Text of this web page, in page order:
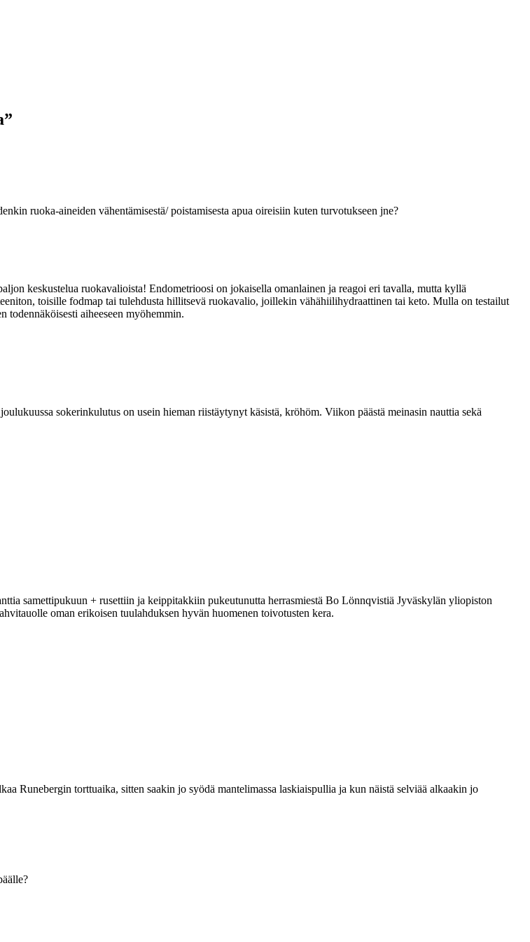
”
ruoka-aineiden vähentämisestä/ poistamisesta apua oireisiin kuten turvotukseen jne?
keskustelua ruokavalioista! Endometrioosi on jokaisella omanlainen ja reagoi eri tavalla, mutta kyllä
toisille fodmap tai tulehdusta hillitsevä ruokavalio, joillekin vähähiilihydraattinen tai keto. Mulla on testailut
todennäköisesti aiheeseen myöhemmin.
sokerinkulutus on usein hieman riistäytynyt käsistä, kröhöm. Viikon päästä meinasin nauttia sekä
samettipukuun + rusettiin ja keippitakkiin pukeutunutta herrasmiestä Bo Lönnqvistiä Jyväskylän yliopiston
oman erikoisen tuulahduksen hyvän huomenen toivotusten kera.
Runebergin torttuaika, sitten saakin jo syödä mantelimassa laskiaispullia ja kun näistä selviää alkaakin jo